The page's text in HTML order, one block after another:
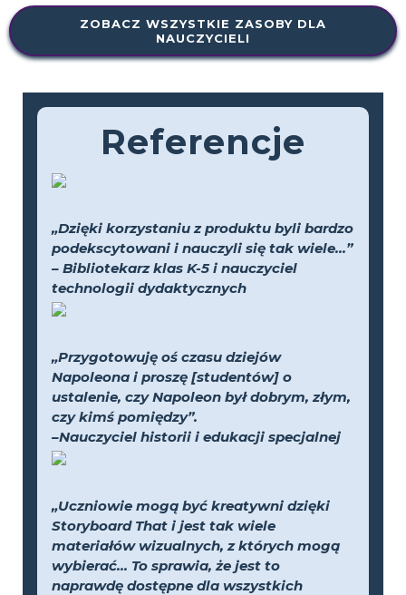
ZOBACZ WSZYSTKIE ZASOBY DLA
NAUCZYCIELI
Referencje
„Dzięki korzystaniu z produktu byli bardzo
podekscytowani i nauczyli się tak wiele...”
– Bibliotekarz klas K-5 i nauczyciel
technologii dydaktycznych
„Przygotowuję oś czasu dziejów
Napoleona i proszę [studentów] o
ustalenie, czy Napoleon był dobrym, złym,
czy kimś pomiędzy”.
–Nauczyciel historii i edukacji specjalnej
„Uczniowie mogą być kreatywni dzięki
Storyboard That i jest tak wiele
materiałów wizualnych, z których mogą
wybierać... To sprawia, że jest to
naprawdę dostępne dla wszystkich